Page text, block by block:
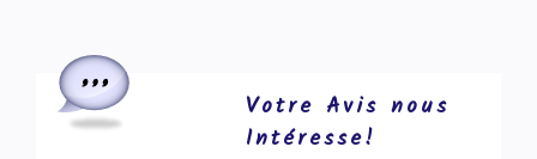
Votre Avis nous
Intéresse!